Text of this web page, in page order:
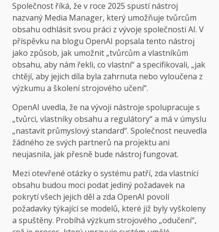
Společnost říká, že v roce 2025 spustí nástroj
nazvaný Media Manager, který umožňuje tvůrcům
obsahu odhlásit svou práci z vývoje společnosti AI. V
příspěvku na blogu OpenAI popsala tento nástroj
jako způsob, jak umožnit „tvůrcům a vlastníkům
obsahu, aby nám řekli, co vlastní“ a specifikovali, „jak
chtějí, aby jejich díla byla zahrnuta nebo vyloučena z
výzkumu a školení strojového učení“.
OpenAI uvedla, že na vývoji nástroje spolupracuje s
„tvůrci, vlastníky obsahu a regulátory“ a má v úmyslu
„nastavit průmyslový standard“. Společnost neuvedla
žádného ze svých partnerů na projektu ani
neujasnila, jak přesně bude nástroj fungovat.
Mezi otevřené otázky o systému patří, zda vlastníci
obsahu budou moci podat jediný požadavek na
pokrytí všech jejich děl a zda OpenAI povolí
požadavky týkající se modelů, které již byly vyškoleny
a spuštěny. Probíhá výzkum strojového „odučení“,